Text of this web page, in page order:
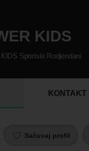
KIDS
Sportski Rodjendani
KONTAKT
Sačuvaj profil